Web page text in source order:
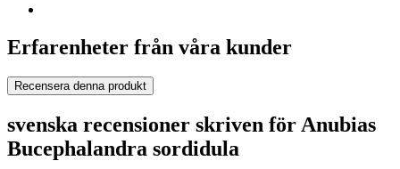
Erfarenheter från våra kunder
Recensera denna produkt
svenska recensioner skriven för Anubias
Bucephalandra sordidula